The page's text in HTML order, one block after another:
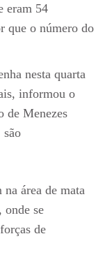
eram 54
que o número do
nesta quarta
informou o
de Menezes
são
área de mata
onde se
de